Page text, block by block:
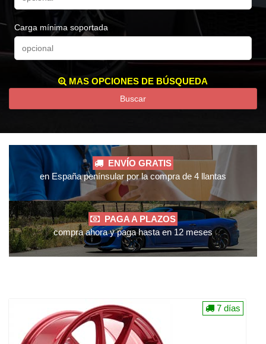
Carga mínima soportada
MAS OPCIONES DE BÚSQUEDA
Buscar
ENVÍO GRATIS
en España penínsular por la compra de 4 llantas
PAGA A PLAZOS
compra ahora y paga hasta en 12 meses
7 días